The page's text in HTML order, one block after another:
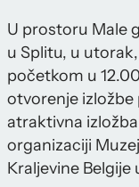
U prostoru Male
u Splitu, u
početkom u
otvorenje izložbe
atraktivna
organizaciji
Kraljevine Belgije